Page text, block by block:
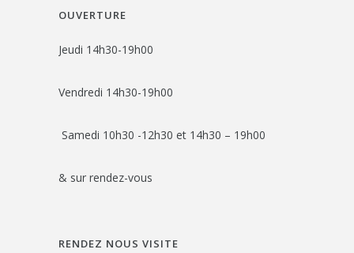
OUVERTURE
Jeudi 14h30-19h00
Vendredi 14h30-19h00
Samedi 10h30 -12h30 et 14h30 – 19h00
& sur rendez-vous
RENDEZ NOUS VISITE